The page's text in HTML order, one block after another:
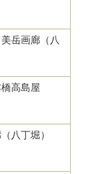
岳画廊（八
高島屋
八丁堀）